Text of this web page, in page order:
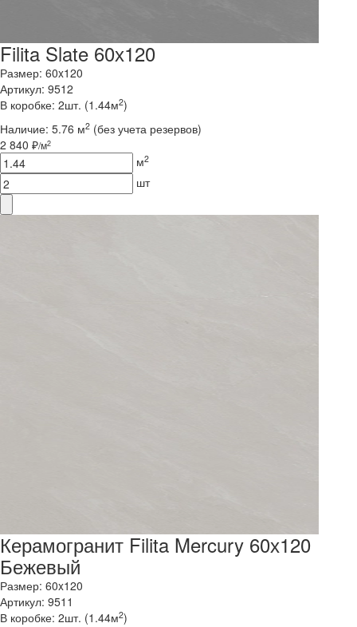
Filita Slate 60х120
Размер: 60x120
Артикул: 9512
В коробке: 2шт. (1.44м2)
Наличие: 5.76 м2 (без учета резервов)
2 840 ₽/м2
м2
шт
Керамогранит Filita Mercury 60х120
Бежевый
Размер: 60x120
Артикул: 9511
В коробке: 2шт. (1.44м2)